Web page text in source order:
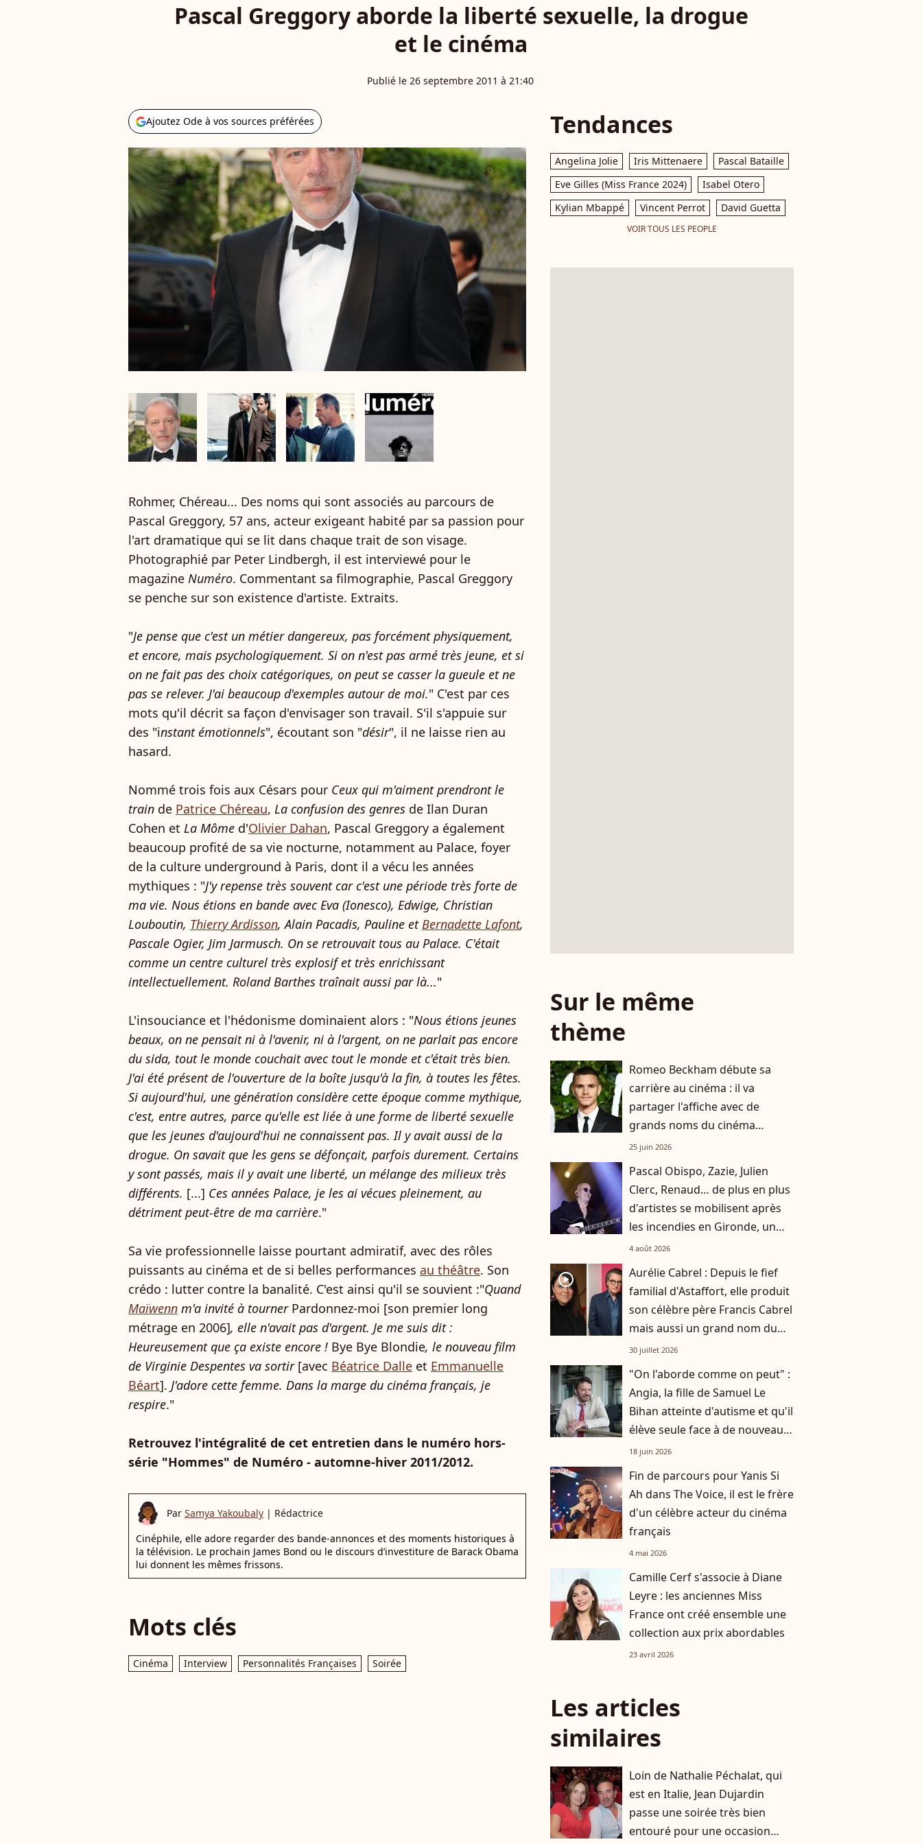
Pascal Greggory aborde la liberté sexuelle, la drogue
et le cinéma
Publié le 26 septembre 2011 à 21:40
Ajoutez Ode à vos sources préférées
Rohmer, Chéreau... Des noms qui sont associés au parcours de
Pascal Greggory, 57 ans, acteur exigeant habité par sa passion pour
l'art dramatique qui se lit dans chaque trait de son visage.
Photographié par Peter Lindbergh, il est interviewé pour le
magazine Numéro. Commentant sa filmographie, Pascal Greggory
se penche sur son existence d'artiste. Extraits.
"Je pense que c'est un métier dangereux, pas forcément physiquement,
et encore, mais psychologiquement. Si on n'est pas armé très jeune, et si
on ne fait pas des choix catégoriques, on peut se casser la gueule et ne
pas se relever. J'ai beaucoup d'exemples autour de moi." C'est par ces
mots qu'il décrit sa façon d'envisager son travail. S'il s'appuie sur
des "instant émotionnels", écoutant son "désir", il ne laisse rien au
hasard.
Nommé trois fois aux Césars pour Ceux qui m'aiment prendront le
train de Patrice Chéreau, La confusion des genres de Ilan Duran
Cohen et La Môme d'Olivier Dahan, Pascal Greggory a également
beaucoup profité de sa vie nocturne, notamment au Palace, foyer
de la culture underground à Paris, dont il a vécu les années
mythiques : "J'y repense très souvent car c'est une période très forte de
ma vie. Nous étions en bande avec Eva (Ionesco), Edwige, Christian
Louboutin, Thierry Ardisson, Alain Pacadis, Pauline etBernadette Lafont,
Pascale Ogier, Jim Jarmusch. On se retrouvait tous au Palace. C'était
comme un centre culturel très explosif et très enrichissant
intellectuellement. Roland Barthes traînait aussi par là..."
L'insouciance et l'hédonisme dominaient alors : "Nous étions jeunes
beaux, on ne pensait ni à l'avenir, ni à l'argent, on ne parlait pas encore
du sida, tout le monde couchait avec tout le monde et c'était très bien.
J'ai été présent de l'ouverture de la boîte jusqu'à la fin, à toutes les fêtes.
Si aujourd'hui, une génération considère cette époque comme mythique,
c'est, entre autres, parce qu'elle est liée à une forme de liberté sexuelle
que les jeunes d'aujourd'hui ne connaissent pas. Il y avait aussi de la
drogue. On savait que les gens se défonçait, parfois durement. Certains
y sont passés, mais il y avait une liberté, un mélange des milieux très
différents. [...] Ces années Palace, je les ai vécues pleinement, au
détriment peut-être de ma carrière."
Sa vie professionnelle laisse pourtant admiratif, avec des rôles
puissants au cinéma et de si belles performances au théâtre. Son
crédo : lutter contre la banalité. C'est ainsi qu'il se souvient :"Quand
Maïwenn m'a invité à tourner Pardonnez-moi [son premier long
métrage en 2006], elle n'avait pas d'argent. Je me suis dit :
Heureusement que ça existe encore ! Bye Bye Blondie, le nouveau film
de Virginie Despentes va sortir[avec Béatrice Dalle et Emmanuelle
Béart]. J'adore cette femme. Dans la marge du cinéma français, je
respire."
Retrouvez l'intégralité de cet entretien dans le numéro hors-
série "Hommes" de Numéro - automne-hiver 2011/2012.
Par Samya Yakoubaly | Rédactrice
Cinéphile, elle adore regarder des bande-annonces et des moments historiques à
la télévision. Le prochain James Bond ou le discours d’investiture de Barack Obama
lui donnent les mêmes frissons.
Mots clés
Cinéma Interview Personnalités Françaises Soirée
Tendances
Angelina Jolie Iris Mittenaere
Pascal Bataille
Eve Gilles (Miss France 2024)
Isabel Otero
Kylian Mbappé
Vincent Perrot David Guetta
VOIR TOUS LES PEOPLE
Sur le même
thème
Romeo Beckham débute sa
carrière au cinéma : il va
partager l'affiche avec de
grands noms du cinéma
français, dont Catherine
25 juin 2026
Pascal Obispo, Zazie, Julien
Clerc, Renaud… de plus en plus
d'artistes se mobilisent après
les incendies en Gironde, un
grand concert caritatif
4 août 2026
player2
Aurélie Cabrel : Depuis le fief
familial d'Astaffort, elle produit
son célèbre père Francis Cabrel
mais aussi un grand nom du
cinéma
30 juillet 2026
"On l'aborde comme on peut" :
Angia, la fille de Samuel Le
Bihan atteinte d'autisme et qu'il
élève seule face à de nouveaux
défis
18 juin 2026
Fin de parcours pour Yanis Si
Ah dans The Voice, il est le frère
d'un célèbre acteur du cinéma
français
4 mai 2026
Camille Cerf s'associe à Diane
Leyre : les anciennes Miss
France ont créé ensemble une
collection aux prix abordables
23 avril 2026
Les articles
similaires
Loin de Nathalie Péchalat, qui
est en Italie, Jean Dujardin
passe une soirée très bien
entouré pour une occasion